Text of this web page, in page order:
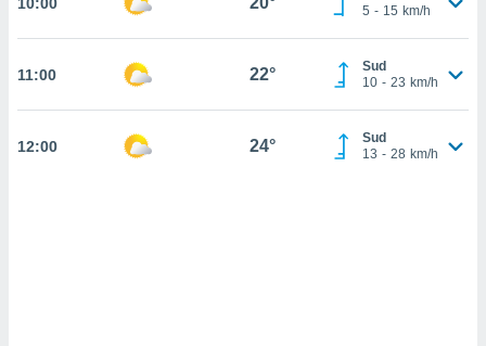
5 - 15 km/h
11:00 22°
Sud
10 - 23 km/h
12:00 24°
Sud
13 - 28 km/h